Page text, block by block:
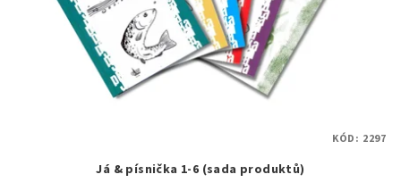
Já & písnička 1-6 (sada produktů)
KÓD: 2297